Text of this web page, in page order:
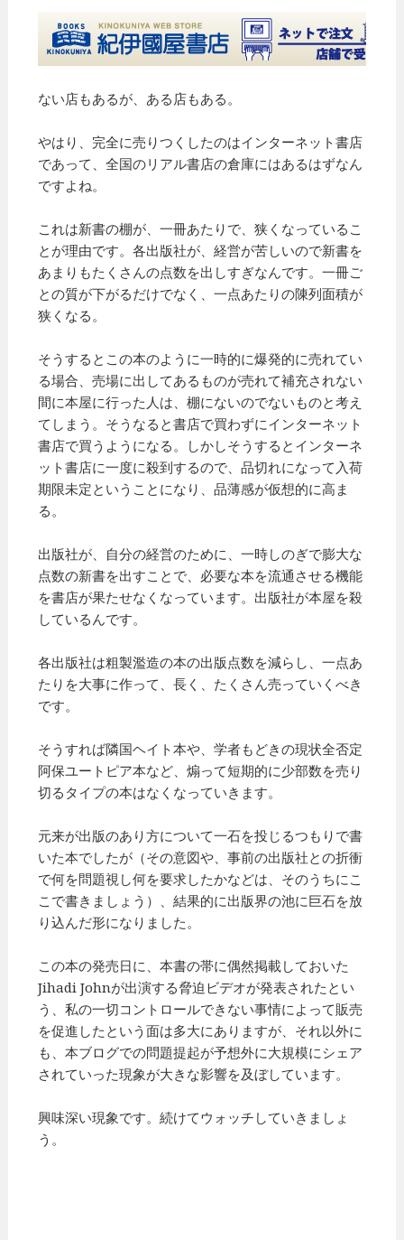
ない店もあるが、ある店もある。
やはり、完全に売りつくしたのはインターネット書店
であって、全国のリアル書店の倉庫にはあるはずなん
ですよね。
これは新書の棚が、一冊あたりで、狭くなっているこ
とが理由です。各出版社が、経営が苦しいので新書を
あまりもたくさんの点数を出しすぎなんです。一冊ご
との質が下がるだけでなく、一点あたりの陳列面積が
狭くなる。
そうするとこの本のように一時的に爆発的に売れてい
る場合、売場に出してあるものが売れて補充されない
間に本屋に行った人は、棚にないのでないものと考え
てしまう。そうなると書店で買わずにインターネット
書店で買うようになる。しかしそうするとインターネ
ット書店に一度に殺到するので、品切れになって入荷
期限未定ということになり、品薄感が仮想的に高ま
る。
出版社が、自分の経営のために、一時しのぎで膨大な
点数の新書を出すことで、必要な本を流通させる機能
を書店が果たせなくなっています。出版社が本屋を殺
しているんです。
各出版社は粗製濫造の本の出版点数を減らし、一点あ
たりを大事に作って、長く、たくさん売っていくべき
です。
そうすれば隣国ヘイト本や、学者もどきの現状全否定
阿保ユートピア本など、煽って短期的に少部数を売り
切るタイプの本はなくなっていきます。
元来が出版のあり方について一石を投じるつもりで書
いた本でしたが（その意図や、事前の出版社との折衝
で何を問題視し何を要求したかなどは、そのうちにこ
こで書きましょう）、結果的に出版界の池に巨石を放
り込んだ形になりました。
この本の発売日に、本書の帯に偶然掲載しておいた
Jihadi Johnが出演する脅迫ビデオが発表されたとい
う、私の一切コントロールできない事情によって販売
を促進したという面は多大にありますが、それ以外に
も、本ブログでの問題提起が予想外に大規模にシェア
されていった現象が大きな影響を及ぼしています。
興味深い現象です。続けてウォッチしていきましょ
う。